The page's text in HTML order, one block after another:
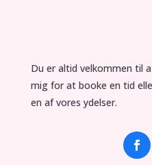
Du er altid velkommen til
mig for at booke en tid
en af vores ydelser.